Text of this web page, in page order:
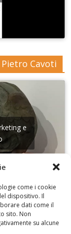
come i cookie
dispositivo. Il
dati come il
sito. Non
su alcune
Cavoti
e